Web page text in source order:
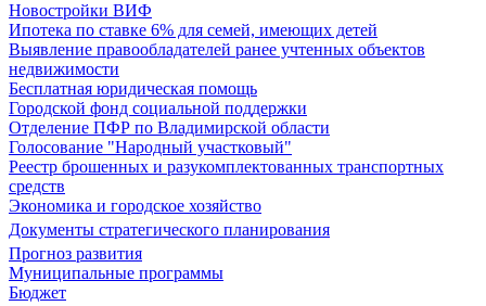
Новостройки ВИФ
Ипотека по ставке 6% для семей, имеющих детей
Выявление правообладателей ранее учтенных объектов
недвижимости
Бесплатная юридическая помощь
Городской фонд социальной поддержки
Отделение ПФР по Владимирской области
Голосование "Народный участковый"
Реестр брошенных и разукомплектованных транспортных
средств
Экономика и городское хозяйство
Документы стратегического планирования
Прогноз развития
Муниципальные программы
Бюджет